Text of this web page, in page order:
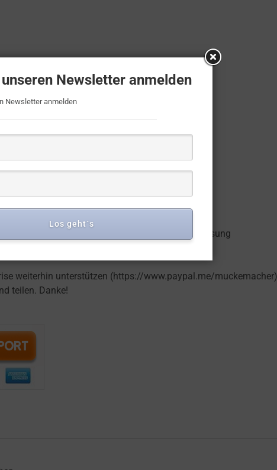
vom Süpermarket)
Küche!
von ihrem Essen posten, können an einer Verlosung
weiterhin unterstützen (https://www.paypal.me/muckemacher)
teilen. Danke!
Newsletter anmelden
Newsletter anmelden
Los geht`s